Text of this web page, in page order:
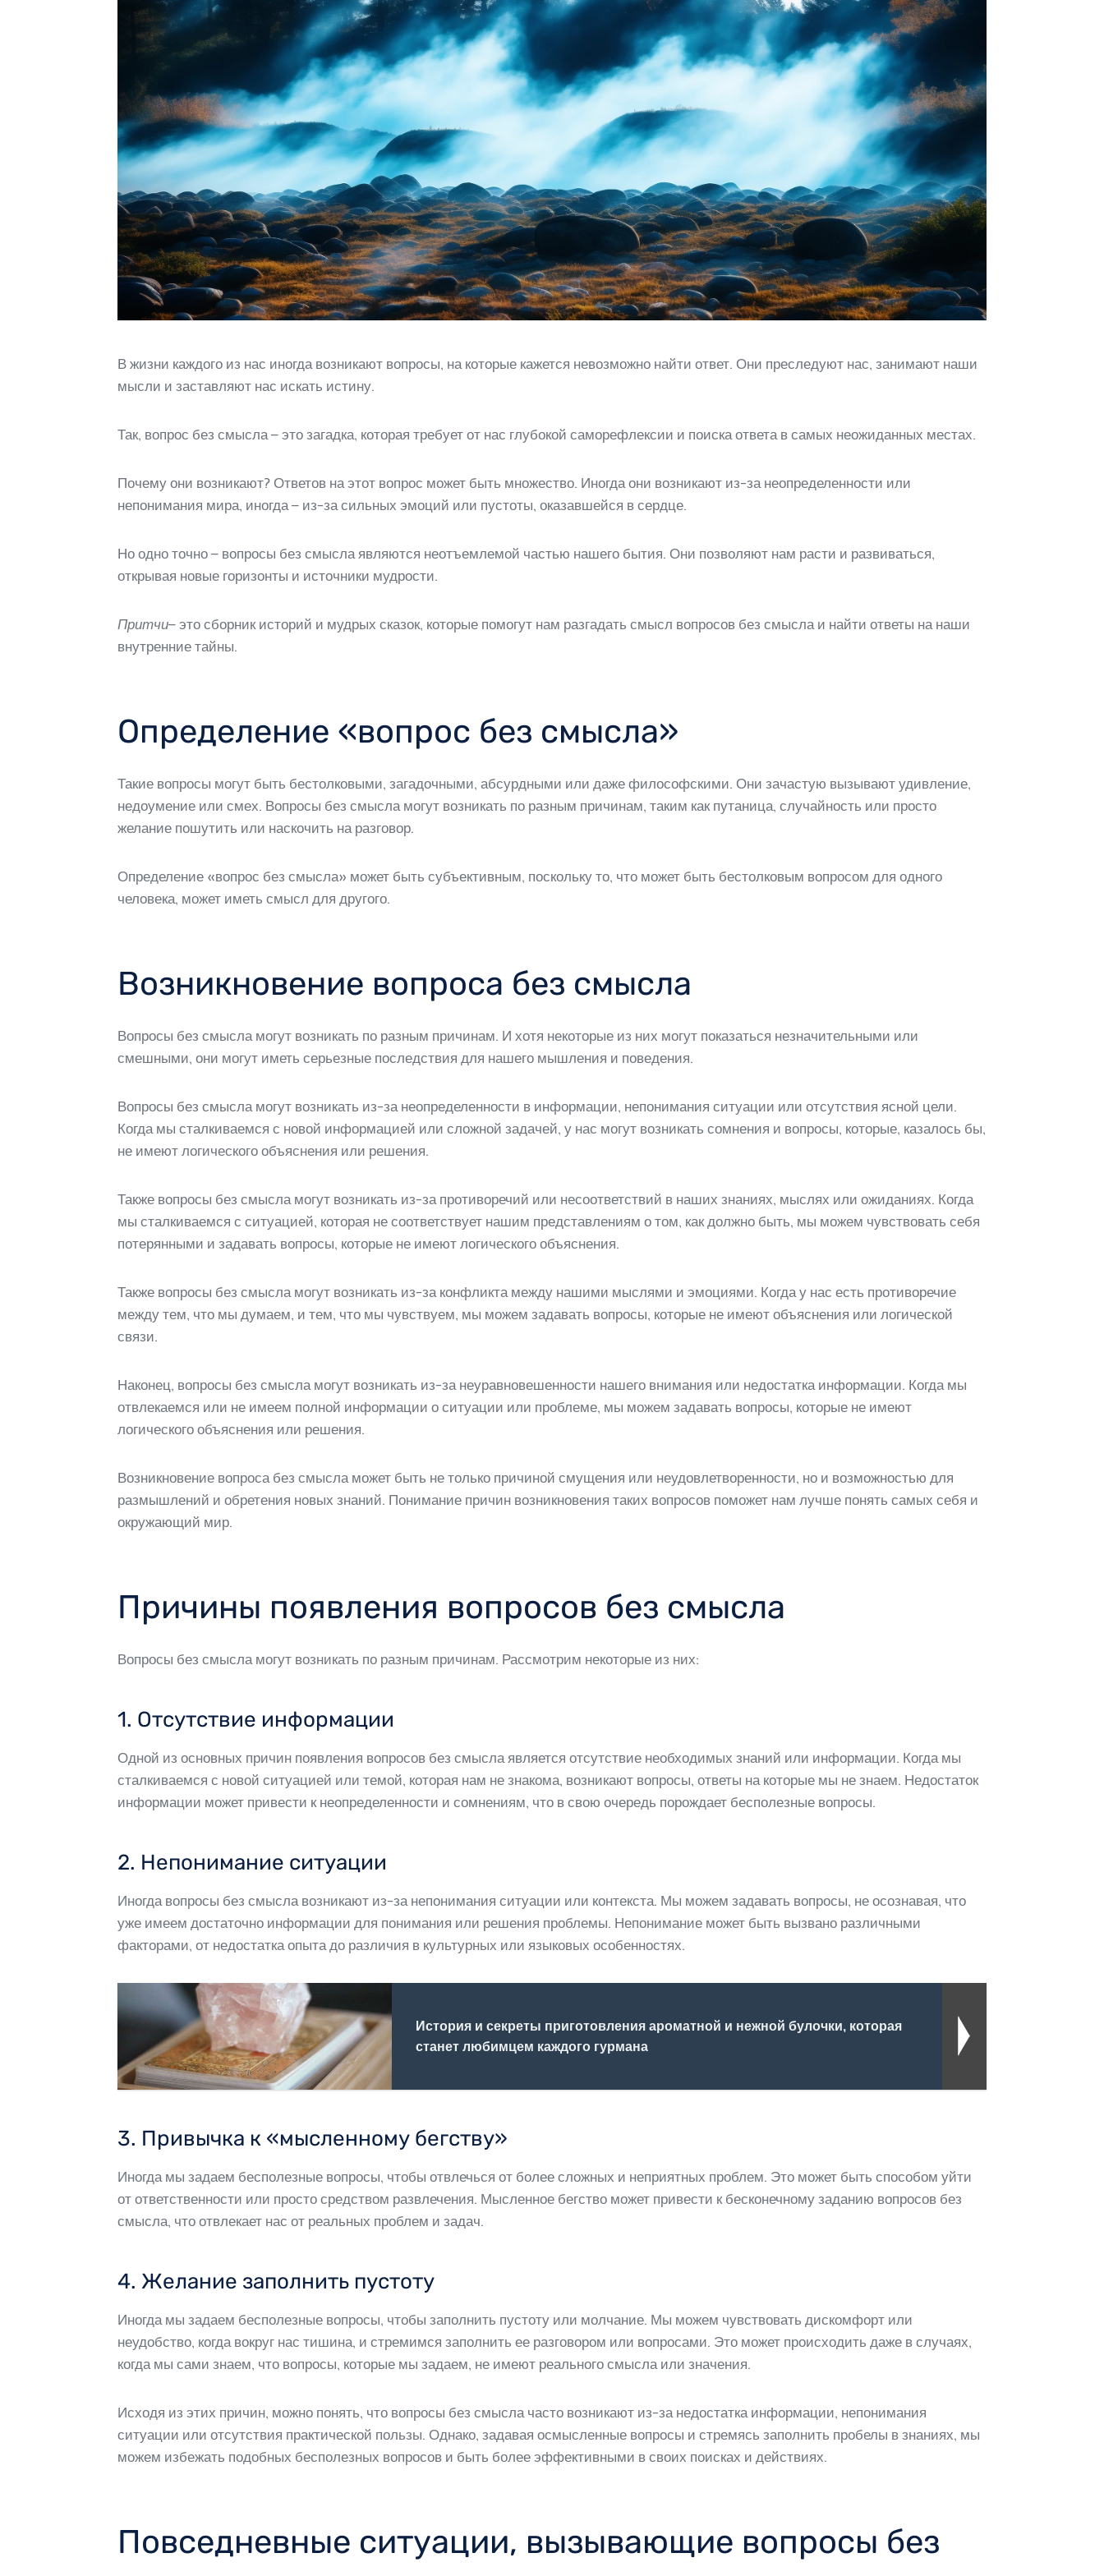
В жизни каждого из нас иногда возникают вопросы, на которые кажется невозможно найти ответ. Они преследуют нас, занимают наши
мысли и заставляют нас искать истину.
Так, вопрос без смысла – это загадка, которая требует от нас глубокой саморефлексии и поиска ответа в самых неожиданных местах.
Почему они возникают? Ответов на этот вопрос может быть множество. Иногда они возникают из-за неопределенности или
непонимания мира, иногда – из-за сильных эмоций или пустоты, оказавшейся в сердце.
Но одно точно – вопросы без смысла являются неотъемлемой частью нашего бытия. Они позволяют нам расти и развиваться,
открывая новые горизонты и источники мудрости.
Притчи– это сборник историй и мудрых сказок, которые помогут нам разгадать смысл вопросов без смысла и найти ответы на наши
внутренние тайны.
Определение «вопрос без смысла»
Такие вопросы могут быть бестолковыми, загадочными, абсурдными или даже философскими. Они зачастую вызывают удивление,
недоумение или смех. Вопросы без смысла могут возникать по разным причинам, таким как путаница, случайность или просто
желание пошутить или наскочить на разговор.
Определение «вопрос без смысла» может быть субъективным, поскольку то, что может быть бестолковым вопросом для одного
человека, может иметь смысл для другого.
Возникновение вопроса без смысла
Вопросы без смысла могут возникать по разным причинам. И хотя некоторые из них могут показаться незначительными или
смешными, они могут иметь серьезные последствия для нашего мышления и поведения.
Вопросы без смысла могут возникать из-за неопределенности в информации, непонимания ситуации или отсутствия ясной цели.
Когда мы сталкиваемся с новой информацией или сложной задачей, у нас могут возникать сомнения и вопросы, которые, казалось бы,
не имеют логического объяснения или решения.
Также вопросы без смысла могут возникать из-за противоречий или несоответствий в наших знаниях, мыслях или ожиданиях. Когда
мы сталкиваемся с ситуацией, которая не соответствует нашим представлениям о том, как должно быть, мы можем чувствовать себя
потерянными и задавать вопросы, которые не имеют логического объяснения.
Также вопросы без смысла могут возникать из-за конфликта между нашими мыслями и эмоциями. Когда у нас есть противоречие
между тем, что мы думаем, и тем, что мы чувствуем, мы можем задавать вопросы, которые не имеют объяснения или логической
связи.
Наконец, вопросы без смысла могут возникать из-за неуравновешенности нашего внимания или недостатка информации. Когда мы
отвлекаемся или не имеем полной информации о ситуации или проблеме, мы можем задавать вопросы, которые не имеют
логического объяснения или решения.
Возникновение вопроса без смысла может быть не только причиной смущения или неудовлетворенности, но и возможностью для
размышлений и обретения новых знаний. Понимание причин возникновения таких вопросов поможет нам лучше понять самых себя и
окружающий мир.
Причины появления вопросов без смысла
Вопросы без смысла могут возникать по разным причинам. Рассмотрим некоторые из них:
1. Отсутствие информации
Одной из основных причин появления вопросов без смысла является отсутствие необходимых знаний или информации. Когда мы
сталкиваемся с новой ситуацией или темой, которая нам не знакома, возникают вопросы, ответы на которые мы не знаем. Недостаток
информации может привести к неопределенности и сомнениям, что в свою очередь порождает бесполезные вопросы.
2. Непонимание ситуации
Иногда вопросы без смысла возникают из-за непонимания ситуации или контекста. Мы можем задавать вопросы, не осознавая, что
уже имеем достаточно информации для понимания или решения проблемы. Непонимание может быть вызвано различными
факторами, от недостатка опыта до различия в культурных или языковых особенностях.
История и секреты приготовления ароматной и нежной булочки, которая
станет любимцем каждого гурмана
3. Привычка к «мысленному бегству»
Иногда мы задаем бесполезные вопросы, чтобы отвлечься от более сложных и неприятных проблем. Это может быть способом уйти
от ответственности или просто средством развлечения. Мысленное бегство может привести к бесконечному заданию вопросов без
смысла, что отвлекает нас от реальных проблем и задач.
4. Желание заполнить пустоту
Иногда мы задаем бесполезные вопросы, чтобы заполнить пустоту или молчание. Мы можем чувствовать дискомфорт или
неудобство, когда вокруг нас тишина, и стремимся заполнить ее разговором или вопросами. Это может происходить даже в случаях,
когда мы сами знаем, что вопросы, которые мы задаем, не имеют реального смысла или значения.
Исходя из этих причин, можно понять, что вопросы без смысла часто возникают из-за недостатка информации, непонимания
ситуации или отсутствия практической пользы. Однако, задавая осмысленные вопросы и стремясь заполнить пробелы в знаниях, мы
можем избежать подобных бесполезных вопросов и быть более эффективными в своих поисках и действиях.
Повседневные ситуации, вызывающие вопросы без